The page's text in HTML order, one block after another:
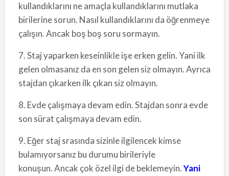
kullandıklarını ne amaçla kullandıklarını mutlaka
birilerine sorun. Nasıl kullandıklarını da öğrenmeye
çalışın. Ancak boş boş soru sormayın.
7. Staj yaparken keseinlikle işe erken gelin. Yani ilk
gelen olmasanız da en son gelen siz olmayın. Ayrıca
stajdan çıkarken ilk çıkan siz olmayın.
8. Evde çalışmaya devam edin. Stajdan sonra evde
son sürat çalışmaya devam edin.
9. Eğer staj srasında sizinle ilgilencek kimse
bulamıyorsanız bu durumu birileriyle
konuşun. Ancak çok özel ilgi de beklemeyin.Yani